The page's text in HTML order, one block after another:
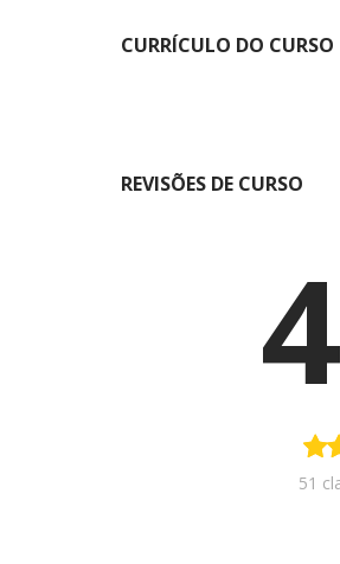
CURRÍCULO DO CURSO
REVISÕES DE CURSO
51